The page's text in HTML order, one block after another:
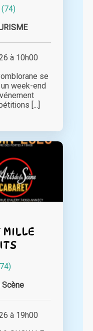
à 10h00
se
week-end
[...]
MILLE
à 19h00